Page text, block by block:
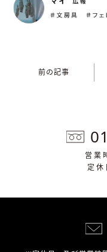
前の記事
営
定